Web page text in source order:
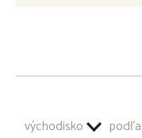
PRÍVESOK NA KĽÚČE
východisko